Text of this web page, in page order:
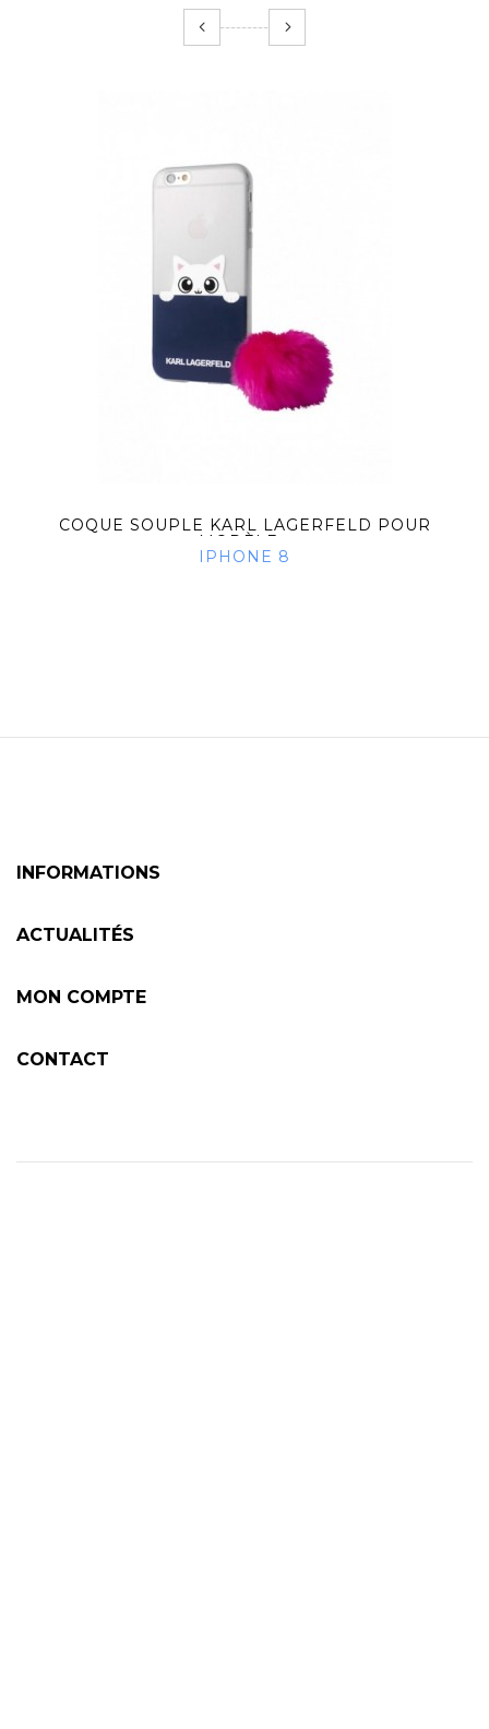
COQUE SOUPLE KARL LAGERFELD POUR
MODÈLE...
IPHONE 8
INFORMATIONS
ACTUALITÉS
MON COMPTE
CONTACT